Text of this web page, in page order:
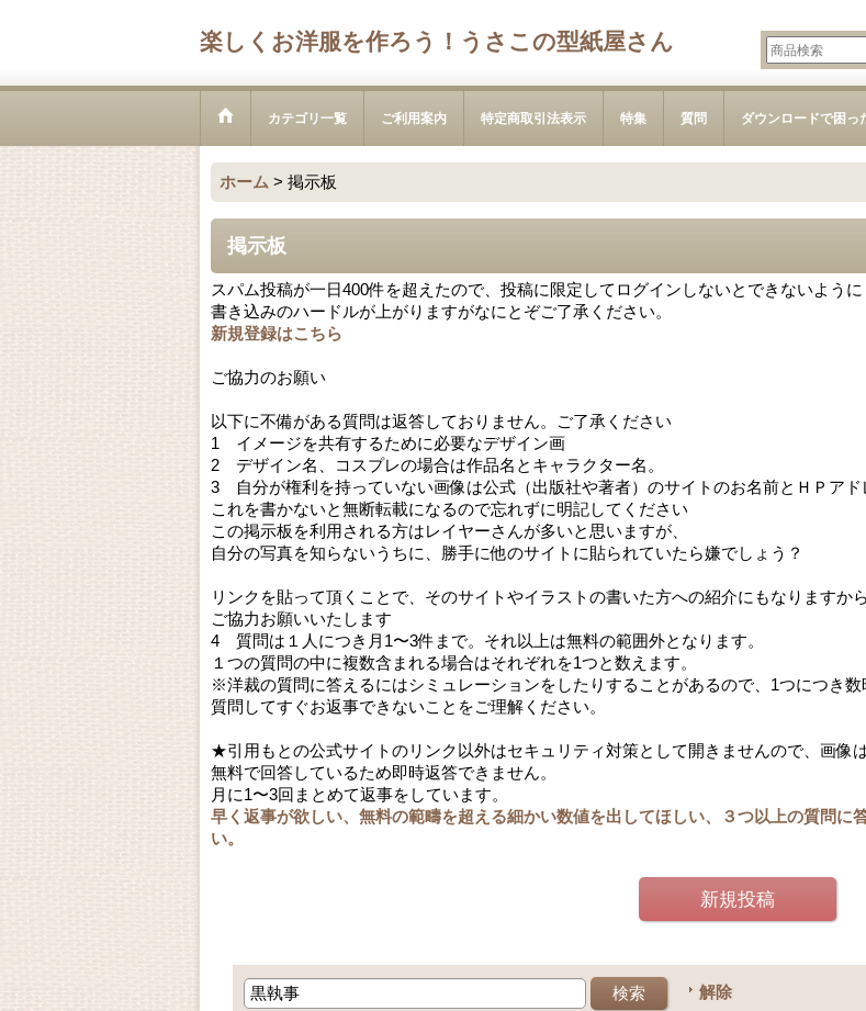
楽しくお洋服を作ろう！うさこの型紙屋さん
カテゴリ一覧 ご利用案内 特定商取引法表示 特集 質問 ダウンロードで困っ
ホーム > 掲示板
掲示板
スパム投稿が一日400件を超えたので、投稿に限定してログインしないとできないように
書き込みのハードルが上がりますがなにとぞご了承ください。
新規登録はこちら
ご協力のお願い
以下に不備がある質問は返答しておりません。ご了承ください
1 イメージを共有するために必要なデザイン画
2 デザイン名、コスプレの場合は作品名とキャラクター名。
3 自分が権利を持っていない画像は公式（出版社や著者）のサイトのお名前とＨＰアド
これを書かないと無断転載になるので忘れずに明記してください
この掲示板を利用される方はレイヤーさんが多いと思いますが、
自分の写真を知らないうちに、勝手に他のサイトに貼られていたら嫌でしょう？
リンクを貼って頂くことで、そのサイトやイラストの書いた方への紹介にもなりますから
ご協力お願いいたします
4 質問は１人につき月1〜3件まで。それ以上は無料の範囲外となります。
１つの質問の中に複数含まれる場合はそれぞれを1つと数えます。
※洋裁の質問に答えるにはシミュレーションをしたりすることがあるので、1つにつき数
質問してすぐお返事できないことをご理解ください。
★引用もとの公式サイトのリンク以外はセキュリティ対策として開きませんので、画像
無料で回答しているため即時返答できません。
月に1〜3回まとめて返事をしています。
早く返事が欲しい、無料の範疇を超える細かい数値を出してほしい、３つ以上の質問に
い。
新規投稿
解除